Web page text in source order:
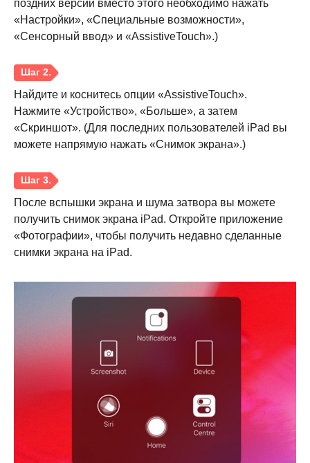
поздних версий вместо этого необходимо нажать
«Настройки», «Специальные возможности»,
«Сенсорный ввод» и «AssistiveTouch».)
Найдите и коснитесь опции «AssistiveTouch».
Нажмите «Устройство», «Больше», а затем
«Скриншот». (Для последних пользователей iPad вы
можете напрямую нажать «Снимок экрана».)
После вспышки экрана и шума затвора вы можете
получить снимок экрана iPad. Откройте приложение
«Фотографии», чтобы получить недавно сделанные
снимки экрана на iPad.